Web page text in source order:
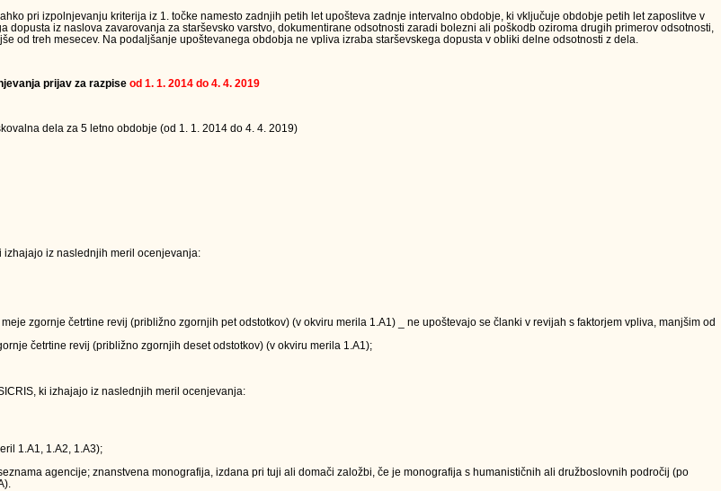
pri izpolnjevanju kriterija iz 1. točke namesto zadnjih petih let upošteva zadnje intervalno obdobje, ki vključuje obdobje petih let zaposlitve v
iz naslova zavarovanja za starševsko varstvo, dokumentirane odsotnosti zaradi bolezni ali poškodb oziroma drugih primerov odsotnosti,
od treh mesecev. Na podaljšanje upoštevanega obdobja ne vpliva izraba starševskega dopusta v obliki delne odsotnosti z dela.
prijav za razpise od 1. 1. 2014 do 4. 4. 2019
dela za 5 letno obdobje (od 1. 1. 2014 do 4. 4. 2019)
izhajajo iz naslednjih meril ocenjevanja:
zgornje četrtine revij (približno zgornjih pet odstotkov) (v okviru merila 1.A1) _ ne upoštevajo se članki v revijah s faktorjem vpliva, manjšim od
četrtine revij (približno zgornjih deset odstotkov) (v okviru merila 1.A1);
ki izhajajo iz naslednjih meril ocenjevanja:
1.A1, 1.A2, 1.A3);
agencije; znanstvena monografija, izdana pri tuji ali domači založbi, če je monografija s humanističnih ali družboslovnih področij (po